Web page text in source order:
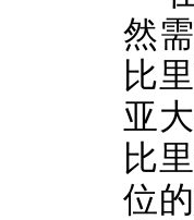
然
比
亚
比
位